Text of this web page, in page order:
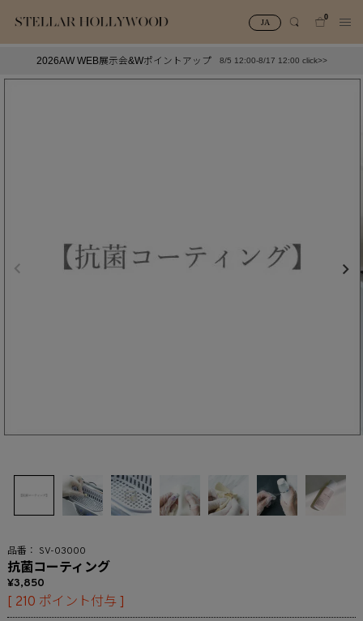
JA
0
2026AW WEB展示会&Wポイントアップ 8/5 12:00-8/17 12:00 click>>
SV-03000
抗菌コーティング
3,850
[ 210 ポイント付与 ]